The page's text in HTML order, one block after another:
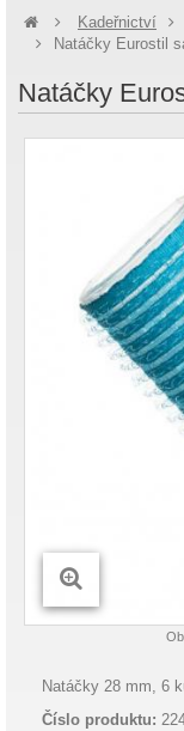
Kadeřnictví
Natáčky Eurostil
Natáčky
Natáčky 28 mm, 6
Číslo produktu: